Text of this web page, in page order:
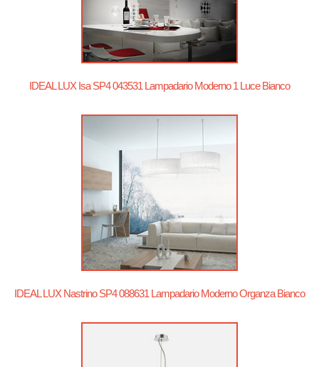
IDEAL LUX Isa SP4 043531 Lampadario Moderno 1 Luce Bianco
IDEAL LUX Nastrino SP4 088631 Lampadario Moderno Organza Bianco